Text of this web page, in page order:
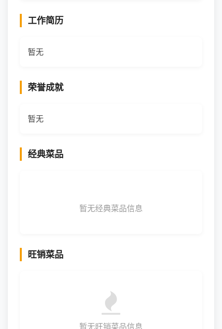
工作简历
暂无
荣誉成就
暂无
经典菜品
暂无经典菜品信息
旺销菜品
暂无旺销菜品信息